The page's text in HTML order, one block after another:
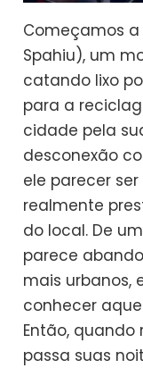
Começamos
Spahiu), um
catando lixo
para a
cidade pela
desconexão
ele parecer
realmente
do local. De
parece
mais urbanos,
conhecer
Então,
passa suas